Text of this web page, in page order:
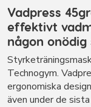
Vadpress
effektivt
någon
Technogym.
ergonomiska
även under de